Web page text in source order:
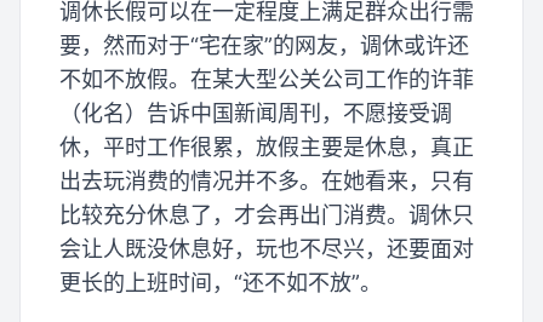
调休长假可以在一定程度上满足群众出行需
要，然而对于“宅在家”的网友，调休或许还
不如不放假。在某大型公关公司工作的许菲
（化名）告诉中国新闻周刊，不愿接受调
休，平时工作很累，放假主要是休息，真正
出去玩消费的情况并不多。在她看来，只有
比较充分休息了，才会再出门消费。调休只
会让人既没休息好，玩也不尽兴，还要面对
更长的上班时间，“还不如不放”。